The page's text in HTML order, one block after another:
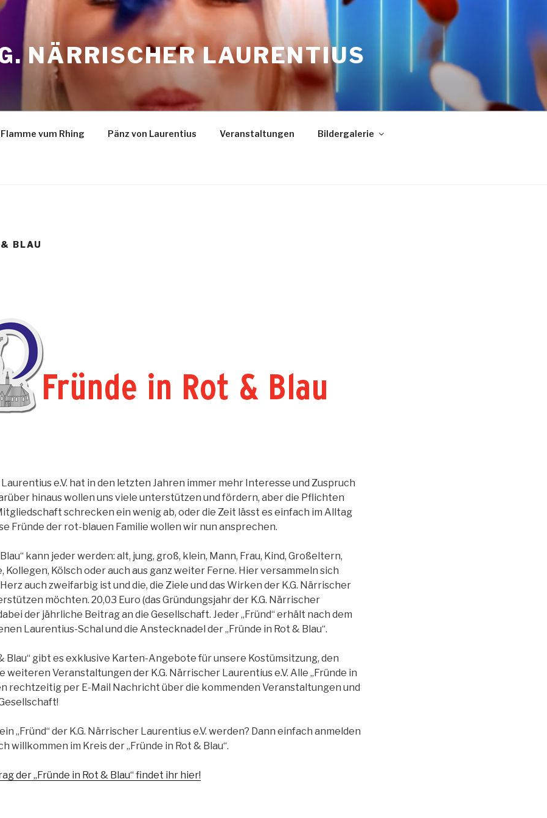
NÄRRISCHER LAURENTIUS
Flamme vum Rhing Pänz von Laurentius Veranstaltungen Bildergalerie
BLAU
Laurentius e.V. hat in den letzten Jahren immer mehr Interesse und Zuspruch
hinaus wollen uns viele unterstützen und fördern, aber die Pflichten
schrecken ein wenig ab, oder die Zeit lässt es einfach im Alltag
Fründe der rot-blauen Familie wollen wir nun ansprechen.
kann jeder werden: alt, jung, groß, klein, Mann, Frau, Kind, Großeltern,
Kollegen, Kölsch oder auch aus ganz weiter Ferne. Hier versammeln sich
auch zweifarbig ist und die, die Ziele und das Wirken der K.G. Närrischer
möchten. 20,03 Euro (das Gründungsjahr der K.G. Närrischer
der jährliche Beitrag an die Gesellschaft. Jeder „Fründ“ erhält nach dem
Laurentius-Schal und die Anstecknadel der „Fründe in Rot & Blau“.
Blau“ gibt es exklusive Karten-Angebote für unsere Kostümsitzung, den
weiteren Veranstaltungen der K.G. Närrischer Laurentius e.V. Alle „Fründe in
rechtzeitig per E-Mail Nachricht über die kommenden Veranstaltungen und
„Fründ“ der K.G. Närrischer Laurentius e.V. werden? Dann einfach anmelden
willkommen im Kreis der „Fründe in Rot & Blau“.
der „Fründe in Rot & Blau“ findet ihr hier!